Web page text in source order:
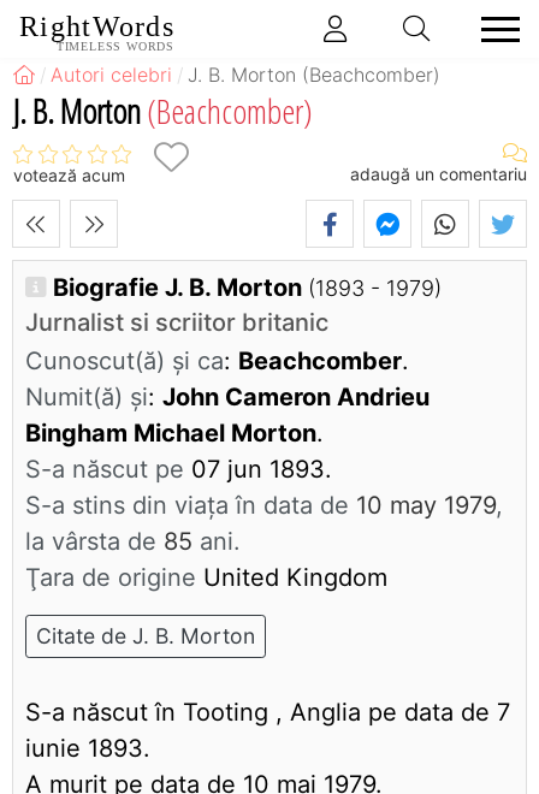
RightWords
TIMELESS WORDS
Autori celebri J. B. Morton (Beachcomber)
J. B. Morton(Beachcomber)
votează acum adaugă un comentariu
Biografie J. B. Morton (1893 - 1979)
Jurnalist si scriitor britanic
Cunoscut(ă) și ca: Beachcomber.
Numit(ă) și: John Cameron Andrieu
Bingham Michael Morton.
S-a născut pe 07 jun 1893.
S-a stins din viaţa în data de 10 may 1979,
la vârsta de 85 ani.
Ţara de origine United Kingdom
Citate de J. B. Morton
S-a născut în Tooting , Anglia pe data de 7
iunie 1893.
A murit pe data de 10 mai 1979.